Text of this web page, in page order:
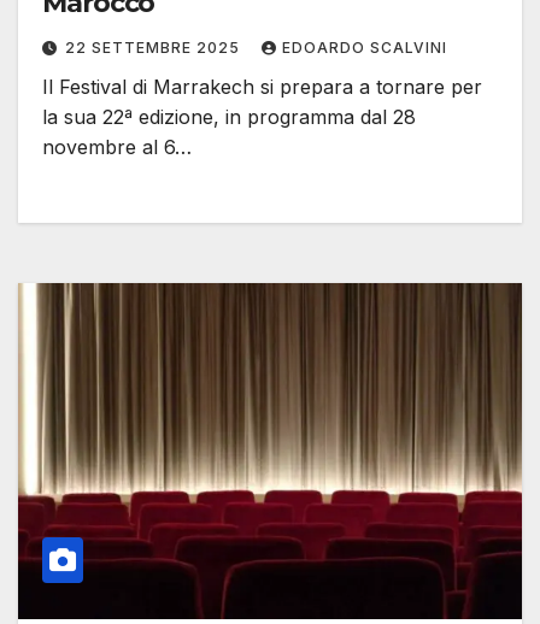
22 SETTEMBRE 2025 EDOARDO SCALVINI
Il Festival di Marrakech si prepara a tornare per
la sua 22ª edizione, in programma dal 28
novembre al 6…